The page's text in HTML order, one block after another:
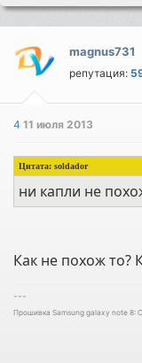
magnus731
репутация:
411 июля 2013
Цитата:soldador
ни капли не
Как не похож то?
---
Прошивка Samsung galaxy note 8: